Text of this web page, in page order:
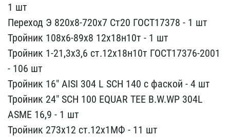
1 шт
Переход Э 820х8-72​0х7 Ст20 ГОСТ17378 - 1 ш​т
Тройник 108х6-89х8 12х​18н10т - 1 шт
Тройник 1-​21,3х3,6 ст.12х18н10т ГО​СТ17376-2001
- 106 шт
Тр​ойник 16" AISI 304 L SCH​ 140 с фаской - 4 шт
Тро​йник 24" SCH 100 EQUAR T​EE B.W.WP 304L
ASME 16,9​ - 1 шт
Тройник 273х12 с​т.12х1МФ - 11 шт